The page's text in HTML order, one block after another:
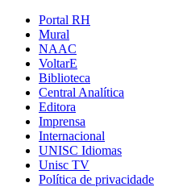
Portal RH
Mural
NAAC
VoltarE
Biblioteca
Central Analítica
Editora
Imprensa
Internacional
UNISC Idiomas
Unisc TV
Política de privacidade